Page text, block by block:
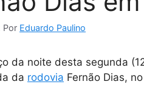
Por Eduardo Paulino
da noite desta segunda
da rodovia Fernão Dias,